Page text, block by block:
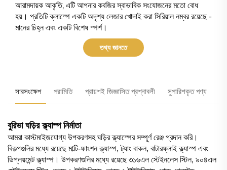
আরামদায়ক আকৃতি, এটি আপনার কবজির স্বাভাবিক সংযোজনের মতো বোধ
হয়। প্রতিটি ক্লাস্পে একটি অদৃশ্য লেজার খোদাই করা সিরিয়াল নম্বর রয়েছে -
মানের চিহ্ন এবং একটি বিশেষ স্পর্শ।
তথ্য জানতে
সারসংক্ষেপ পরামিতি প্রায়শই জিজ্ঞাসিত প্রশ্নাবলী সুপারিশকৃত পণ্য
বুরিভা ঘড়ির ক্ল্যাস্প নির্মাতা
আমরা কাস্টমাইজযোগ্য উপকরণসহ ঘড়ির ক্ল্যাস্পের সম্পূর্ণ রেঞ্জ প্রদান করি।
বিকল্পগুলির মধ্যে রয়েছে মাল্টি-ফাংশন ক্ল্যাস্প, ট্যাং বাকল, বাটারফ্লাই ক্ল্যাস্প এবং
ডিপ্লয়মেন্ট ক্ল্যাস্প। উপকরণগুলির মধ্যে রয়েছে ৩১৬এল স্টেইনলেস স্টিল, ৯০৪এল